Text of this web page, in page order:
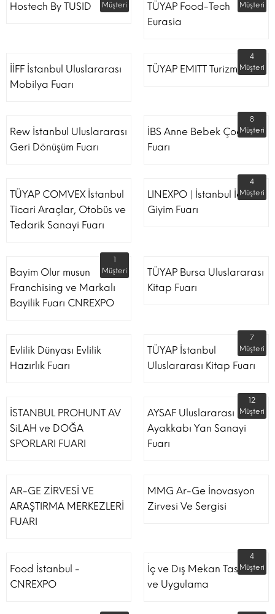
Hostech By TUSID
Müşteri
TÜYAP Food-Tech
Eurasia
Müşteri
İİFF İstanbul Uluslararası
Mobilya Fuarı
TÜYAP EMITT Turizm Fuarı
4
Müşteri
Rew İstanbul Uluslararası
Geri Dönüşüm Fuarı
İBS Anne Bebek Çocuk
Fuarı
8
Müşteri
TÜYAP COMVEX İstanbul
Ticari Araçlar, Otobüs ve
Tedarik Sanayi Fuarı
LINEXPO | İstanbul İç
Giyim Fuarı
4
Müşteri
Bayim Olur musun
Franchising ve Markalı
Bayilik Fuarı CNREXPO
1
Müşteri
TÜYAP Bursa Uluslararası
Kitap Fuarı
Evlilik Dünyası Evlilik
Hazırlık Fuarı
TÜYAP İstanbul
Uluslararası Kitap Fuarı
7
Müşteri
İSTANBUL PROHUNT AV
SiLAH ve DOĞA
SPORLARI FUARI
AYSAF Uluslararası
Ayakkabı Yan Sanayi
Fuarı
12
Müşteri
AR-GE ZİRVESİ VE
ARAŞTIRMA MERKEZLERİ
FUARI
MMG Ar-Ge İnovasyon
Zirvesi Ve Sergisi
Food İstanbul -
CNREXPO
İç ve Dış Mekan Tasarım
ve Uygulama
4
Müşteri